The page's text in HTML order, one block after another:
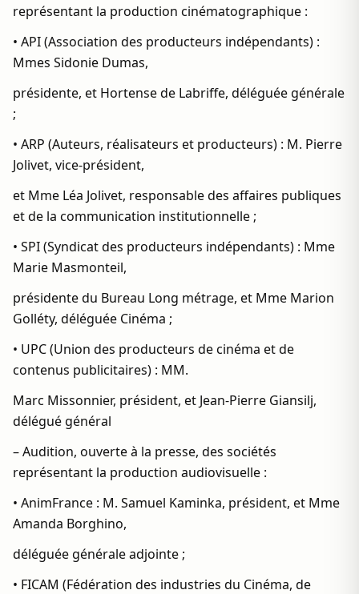
représentant la production cinématographique :
• API (Association des producteurs indépendants) :
Mmes Sidonie Dumas,
présidente, et Hortense de Labriffe, déléguée générale
;
• ARP (Auteurs, réalisateurs et producteurs) : M. Pierre
Jolivet, vice-président,
et Mme Léa Jolivet, responsable des affaires publiques
et de la communication institutionnelle ;
• SPI (Syndicat des producteurs indépendants) : Mme
Marie Masmonteil,
présidente du Bureau Long métrage, et Mme Marion
Golléty, déléguée Cinéma ;
• UPC (Union des producteurs de cinéma et de
contenus publicitaires) : MM.
Marc Missonnier, président, et Jean-Pierre Giansilj,
délégué général
– Audition, ouverte à la presse, des sociétés
représentant la production audiovisuelle :
• AnimFrance : M. Samuel Kaminka, président, et Mme
Amanda Borghino,
déléguée générale adjointe ;
• FICAM (Fédération des industries du Cinéma, de